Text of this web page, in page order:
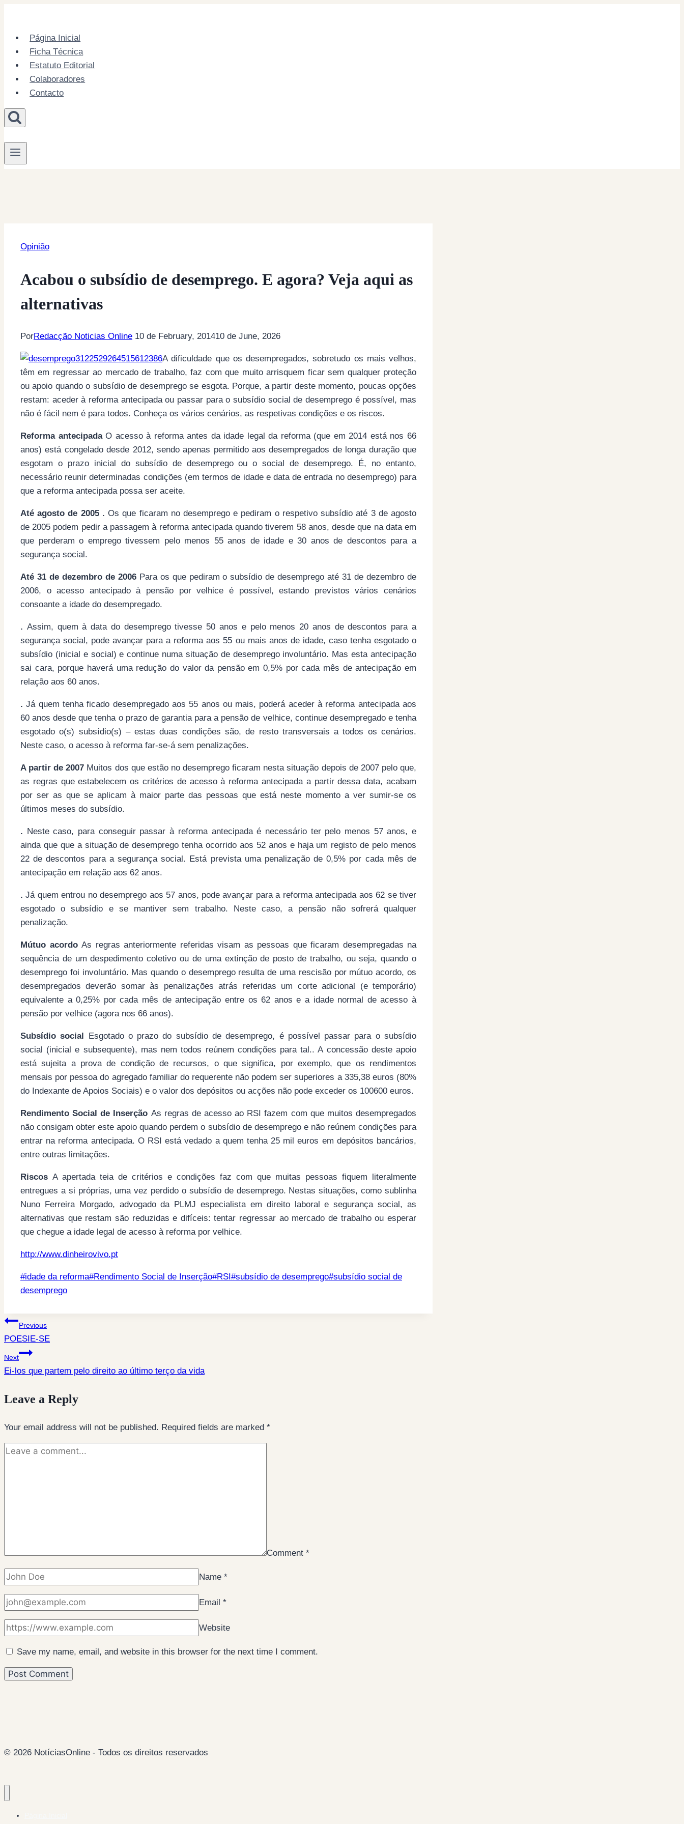
contentPágina Inicial
Ficha Técnica
Estatuto Editorial
Colaboradores
Contacto
Opinião
Acabou o subsídio de desemprego. E agora? Veja aqui as
alternativas
PorRedacção Noticias Online 10 de February, 201410 de June, 2026
A dificuldade que os desempregados, sobretudo os mais velhos,
têm em regressar ao mercado de trabalho, faz com que muito arrisquem ficar sem qualquer proteção
ou apoio quando o subsídio de desemprego se esgota. Porque, a partir deste momento, poucas opções
restam: aceder à reforma antecipada ou passar para o subsídio social de desemprego é possível, mas
não é fácil nem é para todos. Conheça os vários cenários, as respetivas condições e os riscos.
Reforma antecipadaO acesso à reforma antes da idade legal da reforma (que em 2014 está nos 66
anos) está congelado desde 2012, sendo apenas permitido aos desempregados de longa duração que
esgotam o prazo inicial do subsídio de desemprego ou o social de desemprego. É, no entanto,
necessário reunir determinadas condições (em termos de idade e data de entrada no desemprego) para
que a reforma antecipada possa ser aceite.
Até agosto de 2005 .Os que ficaram no desemprego e pediram o respetivo subsídio até 3 de agosto
de 2005 podem pedir a passagem à reforma antecipada quando tiverem 58 anos, desde que na data em
que perderam o emprego tivessem pelo menos 55 anos de idade e 30 anos de descontos para a
segurança social.
Até 31 de dezembro de 2006 Para os que pediram o subsídio de desemprego até 31 de dezembro de
2006, o acesso antecipado à pensão por velhice é possível, estando previstos vários cenários
consoante a idade do desempregado.
. Assim, quem à data do desemprego tivesse 50 anos e pelo menos 20 anos de descontos para a
segurança social, pode avançar para a reforma aos 55 ou mais anos de idade, caso tenha esgotado o
subsídio (inicial e social) e continue numa situação de desemprego involuntário. Mas esta antecipação
sai cara, porque haverá uma redução do valor da pensão em 0,5% por cada mês de antecipação em
relação aos 60 anos.
.Já quem tenha ficado desempregado aos 55 anos ou mais, poderá aceder à reforma antecipada aos
60 anos desde que tenha o prazo de garantia para a pensão de velhice, continue desempregado e tenha
esgotado o(s) subsídio(s) – estas duas condições são, de resto transversais a todos os cenários.
Neste caso, o acesso à reforma far-se-á sem penalizações.
A partir de 2007 Muitos dos que estão no desemprego ficaram nesta situação depois de 2007 pelo que,
as regras que estabelecem os critérios de acesso à reforma antecipada a partir dessa data, acabam
por ser as que se aplicam à maior parte das pessoas que está neste momento a ver sumir-se os
últimos meses do subsídio.
. Neste caso, para conseguir passar à reforma antecipada é necessário ter pelo menos 57 anos, e
ainda que que a situação de desemprego tenha ocorrido aos 52 anos e haja um registo de pelo menos
22 de descontos para a segurança social. Está prevista uma penalização de 0,5% por cada mês de
antecipação em relação aos 62 anos.
. Já quem entrou no desemprego aos 57 anos, pode avançar para a reforma antecipada aos 62 se tiver
esgotado o subsídio e se mantiver sem trabalho. Neste caso, a pensão não sofrerá qualquer
penalização.
Mútuo acordo As regras anteriormente referidas visam as pessoas que ficaram desempregadas na
sequência de um despedimento coletivo ou de uma extinção de posto de trabalho, ou seja, quando o
desemprego foi involuntário. Mas quando o desemprego resulta de uma rescisão por mútuo acordo, os
desempregados deverão somar às penalizações atrás referidas um corte adicional (e temporário)
equivalente a 0,25% por cada mês de antecipação entre os 62 anos e a idade normal de acesso à
pensão por velhice (agora nos 66 anos).
Subsídio social Esgotado o prazo do subsídio de desemprego, é possível passar para o subsídio
social (inicial e subsequente), mas nem todos reúnem condições para tal.. A concessão deste apoio
está sujeita a prova de condição de recursos, o que significa, por exemplo, que os rendimentos
mensais por pessoa do agregado familiar do requerente não podem ser superiores a 335,38 euros (80%
do Indexante de Apoios Sociais) e o valor dos depósitos ou acções não pode exceder os 100600 euros.
Rendimento Social de Inserção As regras de acesso ao RSI fazem com que muitos desempregados
não consigam obter este apoio quando perdem o subsídio de desemprego e não reúnem condições para
entrar na reforma antecipada. O RSI está vedado a quem tenha 25 mil euros em depósitos bancários,
entre outras limitações.
Riscos A apertada teia de critérios e condições faz com que muitas pessoas fiquem literalmente
entregues a si próprias, uma vez perdido o subsídio de desemprego. Nestas situações, como sublinha
Nuno Ferreira Morgado, advogado da PLMJ especialista em direito laboral e segurança social, as
alternativas que restam são reduzidas e difíceis: tentar regressar ao mercado de trabalho ou esperar
que chegue a idade legal de acesso à reforma por velhice.
http://www.dinheirovivo.pt
Post
Tags:
#idade da reforma#Rendimento Social de Inserção#RSI#subsídio de desemprego#subsídio social de
desemprego
Post
navigation
Previous
POESIE-SE
Next
Ei-los que partem pelo direito ao último terço da vida
Leave a Reply
Your email address will not be published. Required fields are marked *
Comment *
Name *
Email *
Website
Save my name, email, and website in this browser for the next time I comment.
© 2026 NotíciasOnline - Todos os direitos reservados